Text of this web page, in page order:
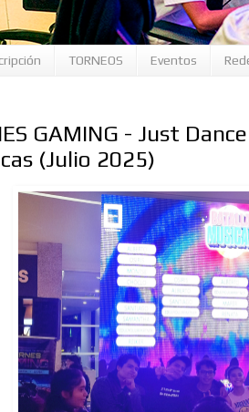
TORNEOS Eventos
GAMING - Just
(Julio 2025)